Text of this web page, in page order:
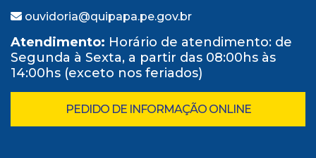
ouvidoria@quipapa.pe.gov.br
Atendimento: Horário de atendimento: de
Segunda à Sexta, a partir das 08:00hs às
14:00hs (exceto nos feriados)
PEDIDO DE INFORMAÇÃO ONLINE